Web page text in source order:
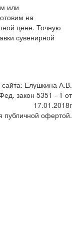
или
на
цене. Точную
сувенирной
Елушкина А.В.
закон 5351 - 1 от
17.01.2018г
публичной офертой.